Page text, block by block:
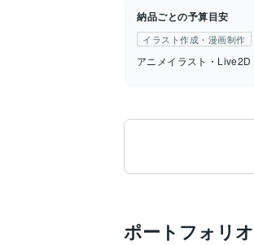
納品ごとの予算目安
イラスト作成・漫画制作
アニメイラスト・Live2D
ポートフォリオ